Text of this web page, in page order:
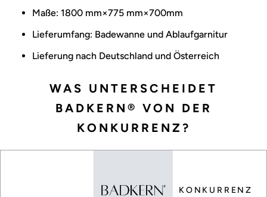
Maße: 1800 mm×775 mm×700mm
Lieferumfang: Badewanne und Ablaufgarnitur
Lieferung nach Deutschland und Österreich
WAS UNTERSCHEIDET
BADKERN® VON DER
KONKURRENZ?
KONKURRENZ